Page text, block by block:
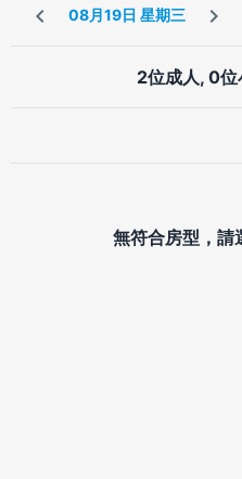
2位成人, 0位
無符合房型，請